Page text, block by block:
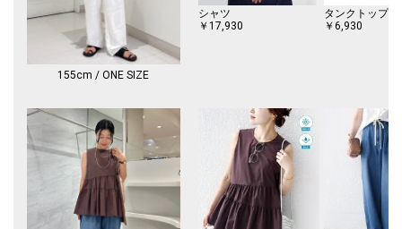
実際の商品と仕様、加工、サイズが若干異なる場合がございます。
155cm / ONE SIZE
シャツ
￥17,930
￥6,930